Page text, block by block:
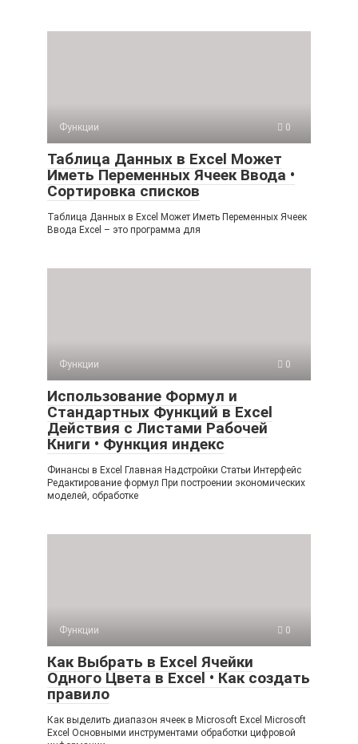
Функции 0
Таблица Данных в Excel Может
Иметь Переменных Ячеек Ввода •
Сортировка списков
Таблица Данных в Excel Может Иметь Переменных Ячеек
Ввода Excel – это программа для
Функции 0
Использование Формул и
Стандартных Функций в Excel
Действия с Листами Рабочей
Книги • Функция индекс
Финансы в Excel Главная Надстройки Статьи Интерфейс
Редактирование формул При построении экономических
моделей, обработке
Функции 0
Как Выбрать в Excel Ячейки
Одного Цвета в Excel • Как создать
правило
Как выделить диапазон ячеек в Microsoft Excel Microsoft
Excel Основными инструментами обработки цифровой